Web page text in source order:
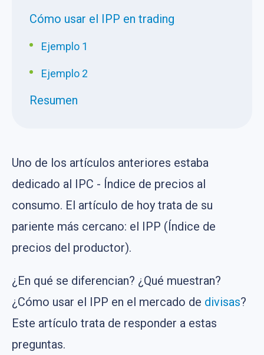
Cómo usar el IPP en trading
Ejemplo 1
Ejemplo 2
Resumen
Uno de los artículos anteriores estaba
dedicado al IPC - Índice de precios al
consumo. El artículo de hoy trata de su
pariente más cercano: el IPP (Índice de
precios del productor).
¿En qué se diferencian? ¿Qué muestran?
¿Cómo usar el IPP en el mercado de divisas?
Este artículo trata de responder a estas
preguntas.